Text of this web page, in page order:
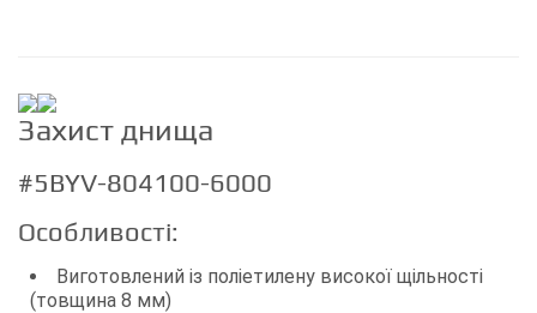
Захист днища
#5BYV-804100-6000
Особливості:
Виготовлений із поліетилену високої щільності
(товщина 8 мм)